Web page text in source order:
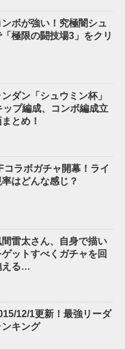
ンボが強い！究極闇シュ
極限の闘技場3」をクリ
ダン「シュウミン杯」
ップ編成、コンボ編成立
とめ！
コラボガチャ開幕！ライ
率はどんな感じ？
間雷太さん、自身で描い
ットすべくガチャを回
える…
12/1更新！最強リーダ
キング